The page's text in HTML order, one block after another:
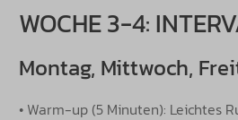
WOCHE 3-4:
Montag, Mittwoch,
• Warm-up (5 Minuten): Leichtes